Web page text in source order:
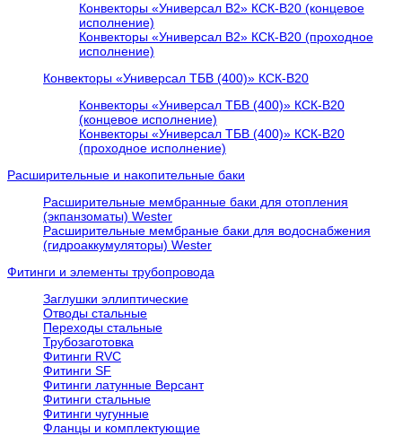
Конвекторы «Универсал В2» КСК-В20 (концевое
исполнение)
Конвекторы «Универсал В2» КСК-В20 (проходное
исполнение)
Конвекторы «Универсал ТБВ (400)» КСК-В20
Конвекторы «Универсал ТБВ (400)» КСК-В20
(концевое исполнение)
Конвекторы «Универсал ТБВ (400)» КСК-В20
(проходное исполнение)
Расширительные и накопительные баки
Расширительные мембранные баки для отопления
(экпанзоматы) Wester
Расширительные мембраные баки для водоснабжения
(гидроаккумуляторы) Wester
Фитинги и элементы трубопровода
Заглушки эллиптические
Отводы стальные
Переходы стальные
Трубозаготовка
Фитинги RVC
Фитинги SF
Фитинги латунные Версант
Фитинги стальные
Фитинги чугунные
Фланцы и комплектующие